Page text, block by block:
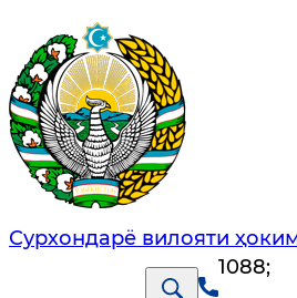
Сурхондарё вилояти
1088;